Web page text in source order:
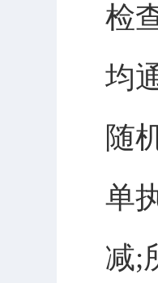
检
均
随
单
减;